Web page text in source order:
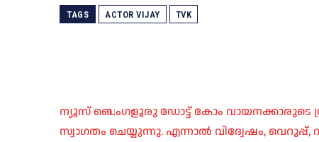
TAGS ACTOR VIJAY TVK
ന്യൂസ് ബെംഗളൂരു ഡോട്ട് കോം വായനക്കാരുടെ
സ്വാഗതം ചെയ്യുന്നു. എന്നാൽ വിദ്വേഷം,